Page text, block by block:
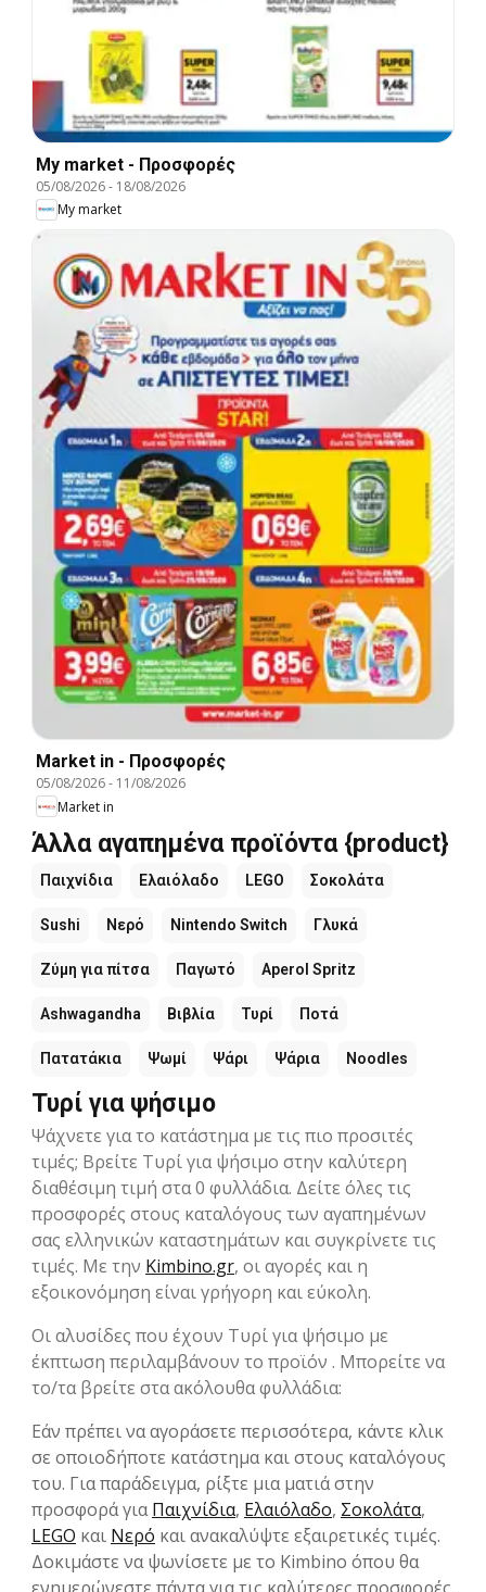
My market - Προσφορές
05/08/2026- 18/08/2026
My market
Market in - Προσφορές
05/08/2026- 11/08/2026
Market in
Άλλα αγαπημένα προϊόντα {product}
Παιχνίδια Ελαιόλαδο LEGO Σοκολάτα
Sushi Νερό Nintendo Switch Γλυκά
Ζύμη για πίτσα Παγωτό Aperol Spritz
Ashwagandha Βιβλία Τυρί Ποτά
Πατατάκια Ψωμί Ψάρι Ψάρια Noodles
Τυρί για ψήσιμο
Ψάχνετε για το κατάστημα με τις πιο προσιτές
τιμές; Βρείτε Τυρί για ψήσιμο στην καλύτερη
διαθέσιμη τιμή στα 0 φυλλάδια. Δείτε όλες τις
προσφορές στους καταλόγους των αγαπημένων
σας ελληνικών καταστημάτων και συγκρίνετε τις
τιμές. Με την Kimbino.gr, οι αγορές και η
εξοικονόμηση είναι γρήγορη και εύκολη.
Οι αλυσίδες που έχουν Τυρί για ψήσιμο με
έκπτωση περιλαμβάνουν το προϊόν . Μπορείτε να
το/τα βρείτε στα ακόλουθα φυλλάδια:
Εάν πρέπει να αγοράσετε περισσότερα, κάντε κλικ
σε οποιοδήποτε κατάστημα και στους καταλόγους
του. Για παράδειγμα, ρίξτε μια ματιά στην
προσφορά γιαΠαιχνίδια, Ελαιόλαδο, Σοκολάτα,
LEGO και Νερό και ανακαλύψτε εξαιρετικές τιμές.
Δοκιμάστε να ψωνίσετε με το Kimbino όπου θα